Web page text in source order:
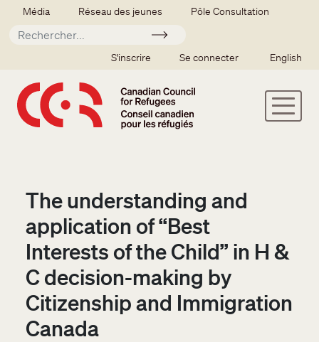
Aller au contenu principal
Secondary menu
Média Réseau des jeunes Pôle Consultation
Soumettre
SSO user menu
S'inscrire Se connecter English
The understanding and
application of “Best
Interests of the Child” in H &
C decision-making by
Citizenship and Immigration
Canada